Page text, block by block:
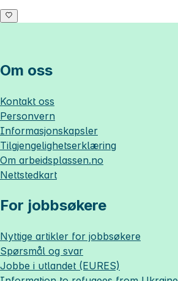
Om oss
Kontakt oss
Personvern
Informasjonskapsler
Tilgjengelighetserklæring
Om arbeidsplassen.no
Nettstedkart
For jobbsøkere
Nyttige artikler for jobbsøkere
Spørsmål og svar
Jobbe i utlandet (EURES)